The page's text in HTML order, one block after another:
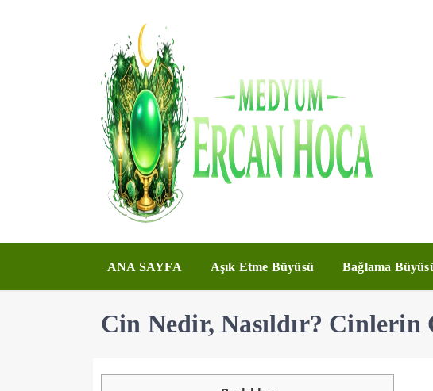
ANA SAYFA Aşık Etme Büyüsü Bağlama
Cin Nedir, Nasıldır?